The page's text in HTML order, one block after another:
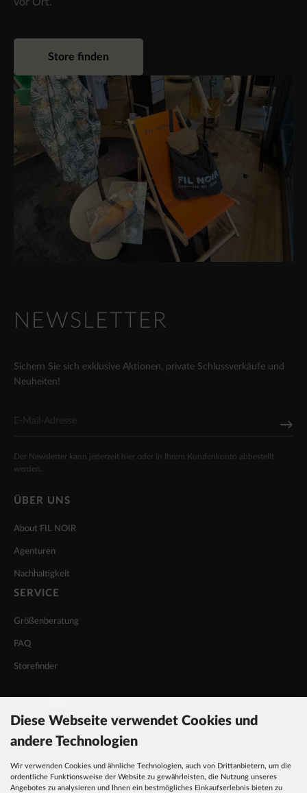
Store finden
NEWSLETTER
Sichern Sie sich exklusive Aktionen, private Schlussverkäufe und
Neuheiten!
Der Newsletter kann jederzeit hier oder in Ihrem Kundenkonto abbestellt
werden.
ÜBER UNS
About FIL NOIR
Agenturen
Nachhaltigkeit
SERVICE
Größenberatung
FAQ
Storefinder
INFORMATIONEN
AGB
Diese Webseite verwendet Cookies und
andere Technologien
Wir verwenden Cookies und ähnliche Technologien, auch von Drittanbietern, um die
ordentliche Funktionsweise der Website zu gewährleisten, die Nutzung unseres
Angebotes zu analysieren und Ihnen ein bestmögliches Einkaufserlebnis bieten zu